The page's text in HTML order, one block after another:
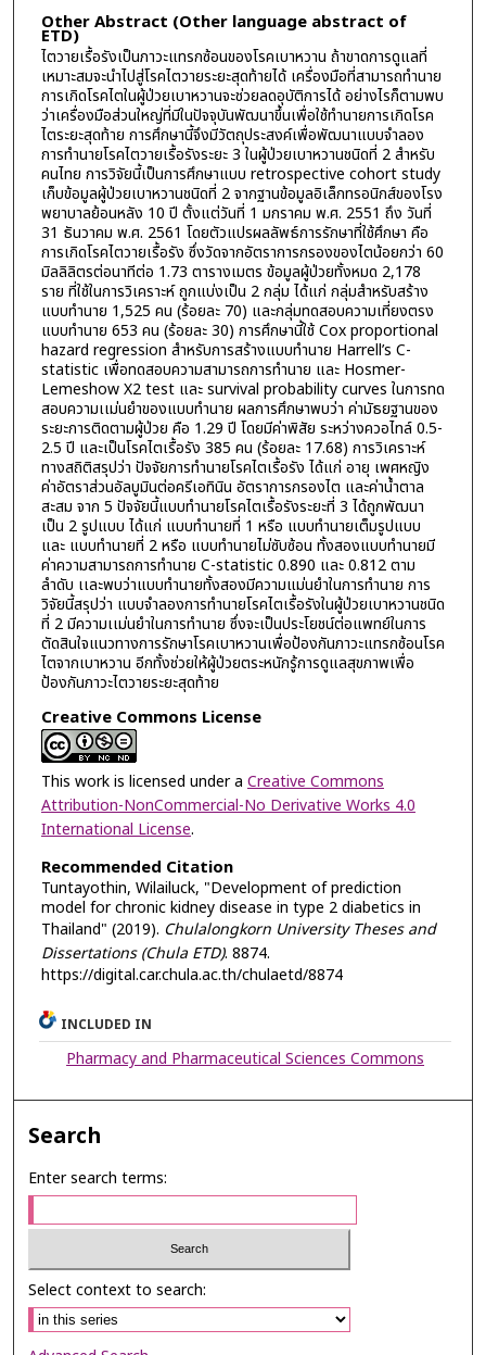
Other Abstract (Other language abstract of
ETD)
ไตวายเรื้อรังเป็นภาวะแทรกซ้อนของโรคเบาหวาน ถ้าขาดการดูแลที่
เหมาะสมจะนำไปสู่โรคไตวายระยะสุดท้ายได้ เครื่องมือที่สามารถทำนาย
การเกิดโรคไตในผู้ป่วยเบาหวานจะช่วยลดอุบัติการได้ อย่างไรก็ตามพบ
ว่าเครื่องมือส่วนใหญ่ที่มีในปัจจุบันพัฒนาขึ้นเพื่อใช้ทำนายการเกิดโรค
ไตระยะสุดท้าย การศึกษานี้จึงมีวัตถุประสงค์เพื่อพัฒนาแบบจำลอง
การทำนายโรคไตวายเรื้อรังระยะ 3 ในผู้ป่วยเบาหวานชนิดที่ 2 สำหรับ
คนไทย การวิจัยนี้เป็นการศึกษาแบบ retrospective cohort study
เก็บข้อมูลผู้ป่วยเบาหวานชนิดที่ 2 จากฐานข้อมูลอิเล็กทรอนิกส์ของโรง
พยาบาลย้อนหลัง 10 ปี ตั้งแต่วันที่ 1 มกราคม พ.ศ. 2551 ถึง วันที่
31 ธันวาคม พ.ศ. 2561 โดยตัวแปรผลลัพธ์การรักษาที่ใช้ศึกษา คือ
การเกิดโรคไตวายเรื้อรัง ซึ่งวัดจากอัตราการกรองของไตน้อยกว่า 60
มิลลิลิตรต่อนาทีต่อ 1.73 ตารางเมตร ข้อมูลผู้ป่วยทั้งหมด 2,178
ราย ที่ใช้ในการวิเคราะห์ ถูกแบ่งเป็น 2 กลุ่ม ได้แก่ กลุ่มสําหรับสร้าง
แบบทำนาย 1,525 คน (ร้อยละ 70) และกลุ่มทดสอบความเที่ยงตรง
แบบทำนาย 653 คน (ร้อยละ 30) การศึกษานี้ใช้ Cox proportional
hazard regression สําหรับการสร้างแบบทำนาย Harrell’s C-
statistic เพื่อทดสอบความสามารถการทำนาย และ Hosmer-
Lemeshow X2 test และ survival probability curves ในการทด
สอบความเเม่นยำของแบบทำนาย ผลการศึกษาพบว่า ค่ามัธยฐานของ
ระยะการติดตามผู้ป่วย คือ 1.29 ปี โดยมีค่าพิสัย ระหว่างควอไทล์ 0.5-
2.5 ปี และเป็นโรคไตเรื้อรัง 385 คน (ร้อยละ 17.68) การวิเคราะห์
ทางสถิติสรุปว่า ปัจจัยการทำนายโรคไตเรื้อรัง ได้แก่ อายุ เพศหญิง
ค่าอัตราส่วนอัลบูมินต่อครีเอทินิน อัตราการกรองไต และค่าน้ำตาล
สะสม จาก 5 ปัจจัยนี้แบบทำนายโรคไตเรื้อรังระยะที่ 3 ได้ถูกพัฒนา
เป็น 2 รูปแบบ ได้แก่ แบบทำนายที่ 1 หรือ แบบทำนายเต็มรูปแบบ
และ แบบทำนายที่ 2 หรือ แบบทำนายไม่ซับซ้อน ทั้งสองแบบทำนายมี
ค่าความสามารถการทำนาย C-statistic 0.890 และ 0.812 ตาม
ลำดับ เเละพบว่าแบบทำนายทั้งสองมีความแม่นยำในการทำนาย การ
วิจัยนี้สรุปว่า แบบจำลองการทำนายโรคไตเรื้อรังในผู้ป่วยเบาหวานชนิด
ที่ 2 มีความเเม่นยำในการทำนาย ซึ่งจะเป็นประโยชน์ต่อแพทย์ในการ
ตัดสินใจแนวทางการรักษาโรคเบาหวานเพื่อป้องกันภาวะแทรกซ้อนโรค
ไตจากเบาหวาน อีกทั้งช่วยให้ผู้ป่วยตระหนักรู้การดูแลสุขภาพเพื่อ
ป้องกันภาวะไตวายระยะสุดท้าย
Creative Commons License
This work is licensed under a Creative Commons
Attribution-NonCommercial-No Derivative Works 4.0
International License.
Recommended Citation
Tuntayothin, Wilailuck, "Development of prediction
model for chronic kidney disease in type 2 diabetics in
Thailand" (2019). Chulalongkorn University Theses and
Dissertations (Chula ETD). 8874.
https://digital.car.chula.ac.th/chulaetd/8874
INCLUDED IN
Pharmacy and Pharmaceutical Sciences Commons
Search
Enter search terms:
Select context to search: